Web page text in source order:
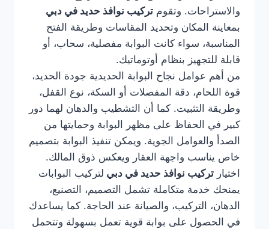
والاستراحات. وتقوم تركيب نوافذ حديد في دبي
بمعاينة المكان وتحديد المقاسات وطريقة الفتح
المناسبة، سواء كانت البوابة مفصلية، سحاب، أو
قابلة للتجهيز بنظام أوتوماتيك.
من أهم عوامل نجاح البوابة الحديدية جودة الحديد،
قوة اللحام، دقة المفصلات أو السكة، نوع القفل،
وطريقة التثبيت. كما أن التشطيب والدهان لهما دور
كبير في الحفاظ على مظهر البوابة وحمايتها من
الصدأ والعوامل الجوية. ويمكن تنفيذ البوابة بتصميم
خاص يناسب واجهة العقار ويعكس ذوق المالك.
اختيار تركيب نوافذ حديد في دبي لتركيب البوابات
يمنحك خدمة متكاملة تشمل التصميم، التصنيع،
الدهان، التركيب، والصيانة عند الحاجة. كما يساعدك
في الحصول على بوابة قوية تعمل بسهولة وتتحمل